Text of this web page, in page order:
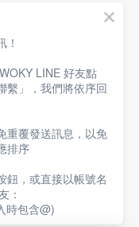
！
LINE 好友點
繫」，我們將依序回
重覆發送訊息，以免
排序
鈕，或直接以帳號名
：
時包含@)